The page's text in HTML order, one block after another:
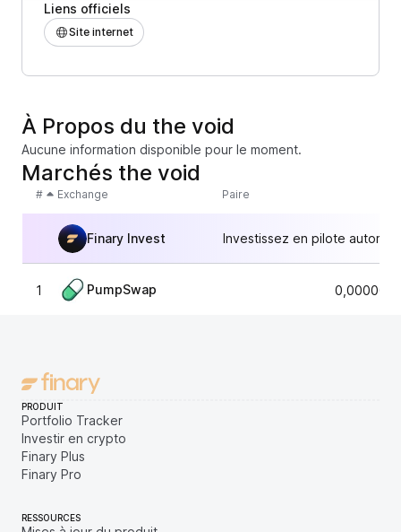
Liens officiels
Site internet
À Propos du the void
Aucune information disponible pour le moment.
Marchés the void
# Exchange Paire
Finary Invest Investissez en pilote
1 PumpSwap
PRODUIT
Portfolio Tracker
Investir en crypto
Finary Plus
Finary Pro
RESSOURCES